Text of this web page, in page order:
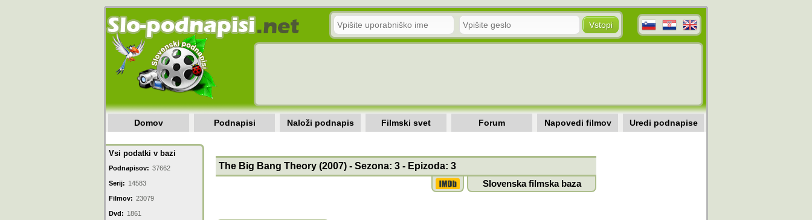
Domov Podnapisi Naloži podnapis Filmski svet Forum Napovedi filmov Uredi podnapise
Vsi podatki v bazi
Podnapisov: 37662
Serij: 14583
Filmov: 23079
Dvd: 1861
The Big Bang Theory (2007) - Sezona: 3 - Epizoda: 3
Slovenska filmska baza